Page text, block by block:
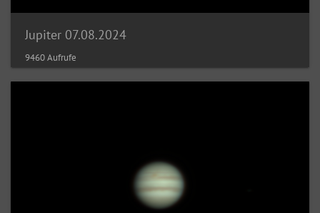
Jupiter 07.08.2024
9460 Aufrufe